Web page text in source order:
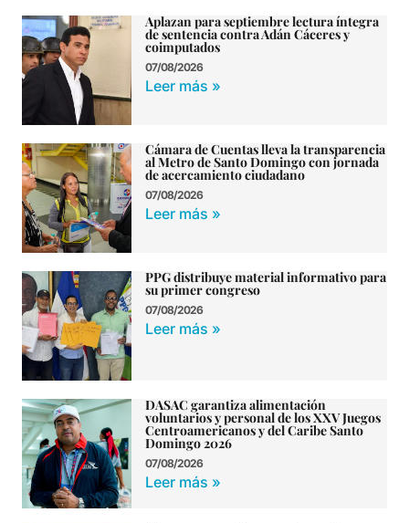
Aplazan para septiembre lectura íntegra
de sentencia contra Adán Cáceres y
coimputados
07/08/2026
Leer más »
Cámara de Cuentas lleva la transparencia
al Metro de Santo Domingo con jornada
de acercamiento ciudadano
07/08/2026
Leer más »
PPG distribuye material informativo para
su primer congreso
07/08/2026
Leer más »
DASAC garantiza alimentación
voluntarios y personal de los XXV Juegos
Centroamericanos y del Caribe Santo
Domingo 2026
07/08/2026
Leer más »